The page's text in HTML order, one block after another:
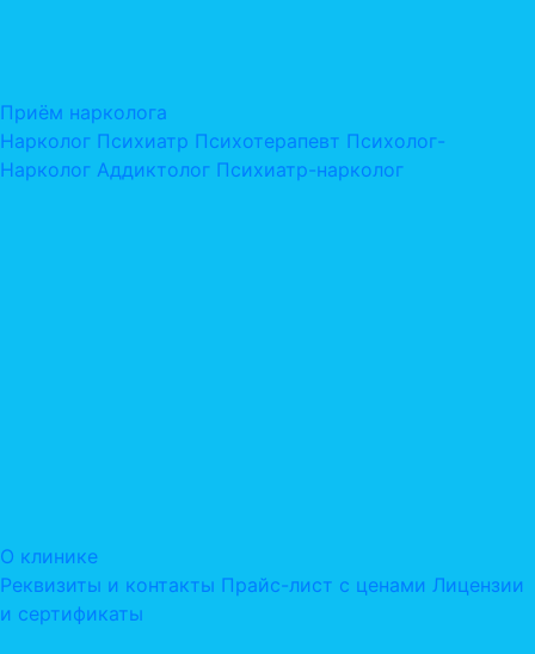
Приём нарколога
Нарколог Психиатр Психотерапевт Психолог-
Нарколог Аддиктолог Психиатр-нарколог
О клинике
Реквизиты и контакты Прайс-лист с ценами Лицензии
и сертификаты